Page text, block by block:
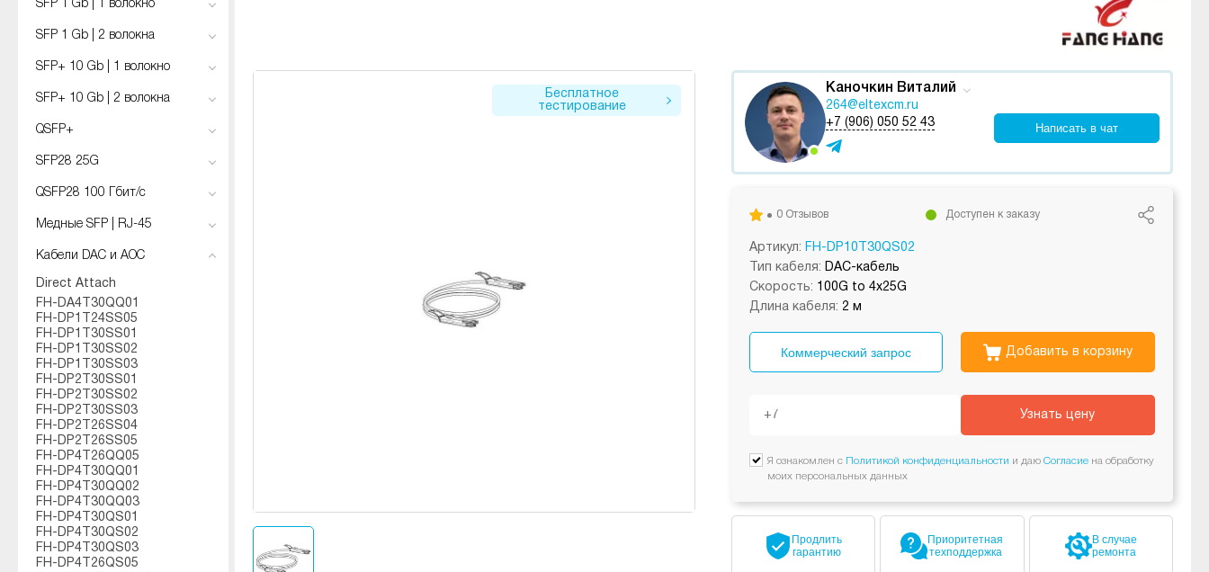
SFP 1 Gb | 1 волокно
SFP 1 Gb | 2 волокна
SFP+ 10 Gb | 1 волокно
SFP+ 10 Gb | 2 волокна
QSFP+
SFP28 25G
QSFP28 100 Гбит/с
Медные SFP | RJ-45
Кабели DAC и AOC
Direct Attach
FH-DA4T30QQ01
FH-DP1T24SS05
FH-DP1T30SS01
FH-DP1T30SS02
FH-DP1T30SS03
FH-DP2T30SS01
FH-DP2T30SS02
FH-DP2T30SS03
FH-DP2T26SS04
FH-DP2T26SS05
FH-DP4T26QQ05
FH-DP4T30QQ01
FH-DP4T30QQ02
FH-DP4T30QQ03
FH-DP4T30QS01
FH-DP4T30QS02
FH-DP4T30QS03
FH-DP4T26QS05
Бесплатное
тестирование
Каночкин Виталий
264@eltexcm.ru
+7 (906) 050 52 43
Написать в чат
0 Отзывов Доступен к заказу
Артикул: FH-DP10T30QS02
Тип кабеля: DAC-кабель
Скорость: 100G to 4x25G
Длина кабеля: 2 м
Коммерческий запрос Добавить в корзину
Узнать цену
Я ознакомлен с Политикой конфиденциальности и даю Согласиена обработку
моих персональных данных
Продлить
гарантию
Приоритетная
техподдержка
В случае
ремонта